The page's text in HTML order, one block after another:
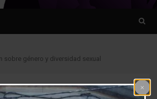
sobre género y diversidad sexual